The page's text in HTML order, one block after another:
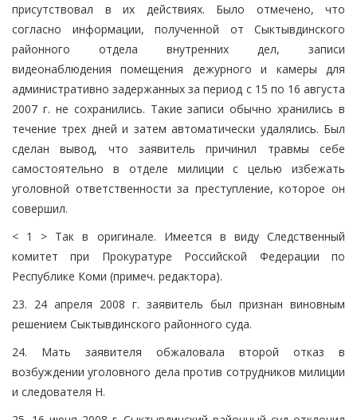
присутствовал в их действиях. Было отмечено, что
согласно информации, полученной от Сыктывдинского
районного отдела внутренних дел, записи
видеонаблюдения помещения дежурного и камеры для
административно задержанных за период с 15 по 16 августа
2007 г. не сохранились. Такие записи обычно хранились в
течение трех дней и затем автоматически удалялись. Был
сделан вывод, что заявитель причинил травмы себе
самостоятельно в отделе милиции с целью избежать
уголовной ответственности за преступление, которое он
совершил.
< 1 > Так в оригинале. Имеется в виду Следственный
комитет при Прокуратуре Российской Федерации по
Республике Коми (примеч. редактора).
23. 24 апреля 2008 г. заявитель был признан виновным
решением Сыктывдинского районного суда.
24. Мать заявителя обжаловала второй отказ в
возбуждении уголовного дела против сотрудников милиции
и следователя Н.